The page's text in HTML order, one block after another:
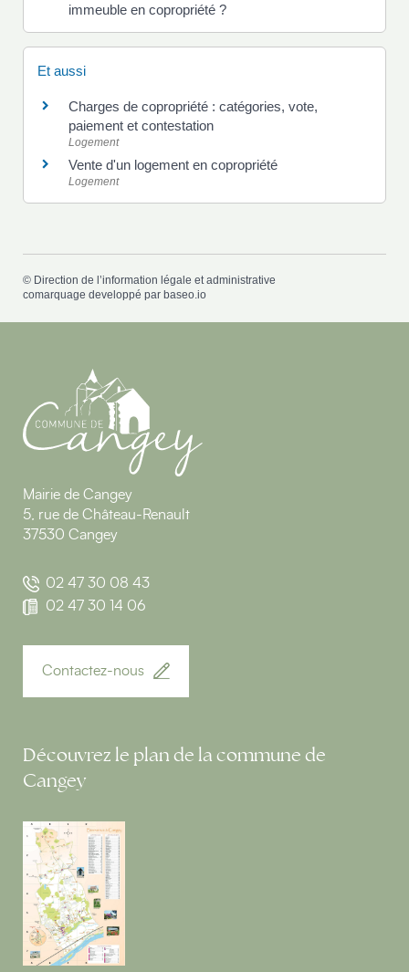
immeuble en copropriété ?
Et aussi
Charges de copropriété : catégories, vote,
paiement et contestation
Logement
Vente d'un logement en copropriété
Logement
© Direction de l’information légale et administrative
comarquage developpé par baseo.io
Mairie de Cangey
5, rue de Château-Renault
37530 Cangey
02 47 30 08 43
02 47 30 14 06
Contactez-nous
Découvrez le plan de la commune de
Cangey